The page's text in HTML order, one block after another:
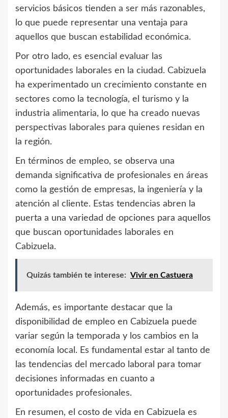
servicios básicos tienden a ser más razonables,
lo que puede representar una ventaja para
aquellos que buscan estabilidad económica.
Por otro lado, es esencial evaluar las
oportunidades laborales en la ciudad. Cabizuela
ha experimentado un crecimiento constante en
sectores como la tecnología, el turismo y la
industria alimentaria, lo que ha creado nuevas
perspectivas laborales para quienes residan en
la región.
En términos de empleo, se observa una
demanda significativa de profesionales en áreas
como la gestión de empresas, la ingeniería y la
atención al cliente. Estas tendencias abren la
puerta a una variedad de opciones para aquellos
que buscan oportunidades laborales en
Cabizuela.
Quizás también te interese: Vivir en Castuera
Además, es importante destacar que la
disponibilidad de empleo en Cabizuela puede
variar según la temporada y los cambios en la
economía local. Es fundamental estar al tanto de
las tendencias del mercado laboral para tomar
decisiones informadas en cuanto a
oportunidades profesionales.
En resumen, el costo de vida en Cabizuela es